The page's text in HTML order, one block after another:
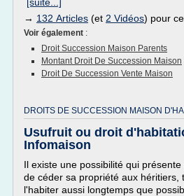
→ 132 Articles (et 2 Vidéos) pour
Voir également :
Droit Succession Maison Parents
Montant Droit De Succession Maison
Droit De Succession Vente Maison
DROITS DE SUCCESSION MAISON
Usufruit ou droit
Infomaison
Il existe une possibilité qui
de céder sa propriété aux héritiers,
l'habiter aussi longtemps que